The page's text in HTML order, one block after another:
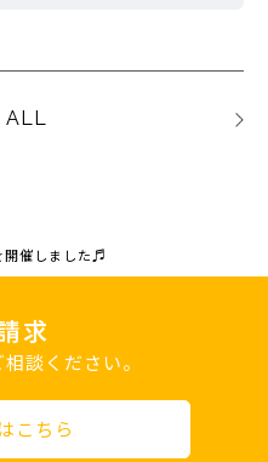
ALL
開催しました♬
求
談ください。
こちら